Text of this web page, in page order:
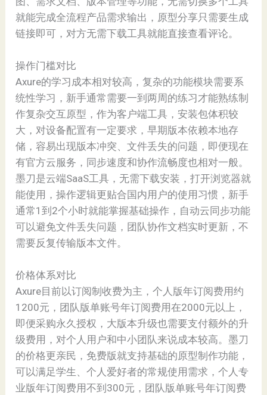
就能完成全流程产品需求输出，原型分享只需要生成
链接即可，对方无需下载工具就能直接查看评论。
操作门槛对比
Axure的学习成本相对较高，复杂的功能模块需要系
统性学习，新手通常需要一到两周的练习才能熟练制
作复杂交互原型，作为客户端工具，安装包体积较
大，对设备配置有一定要求，早期版本依赖本地存
储，容易出现版本冲突、文件丢失的问题，即便现在
有官方云服务，同步速度和协作流畅度也相对一般。
墨刀是云端SaaS工具，无需下载安装，打开浏览器就
能使用，操作逻辑更贴合国内用户的使用习惯，新手
通常1到2个小时就能掌握基础操作，自动云同步功能
可以避免文件丢失问题，团队协作文档实时更新，不
需要反复传输版本文件。
价格体系对比
Axure目前以订阅制收费为主，个人版年订阅费用约
1200元，团队版单账号年订阅费用在2000元以上，
即便采购永久授权，大版本升级也需要支付额外的升
级费用，对个人用户和中小团队来说成本较高。墨刀
的价格更亲民，免费版就支持基础的原型制作功能，
可以满足学生、个人爱好者的常规使用需求，个人专
业版年订阅费用不到300元，团队版单账号年订阅费